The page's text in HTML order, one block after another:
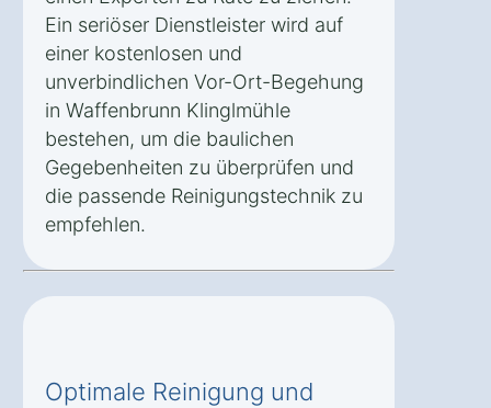
Ein seriöser Dienstleister wird auf
einer kostenlosen und
unverbindlichen Vor-Ort-Begehung
in Waffenbrunn Klinglmühle
bestehen, um die baulichen
Gegebenheiten zu überprüfen und
die passende Reinigungstechnik zu
empfehlen.
Optimale Reinigung und